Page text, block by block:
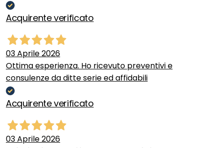
Acquirente verificato
03 Aprile 2026
Ottima esperienza. Ho ricevuto preventivi e
consulenze da ditte serie ed affidabili
Acquirente verificato
03 Aprile 2026